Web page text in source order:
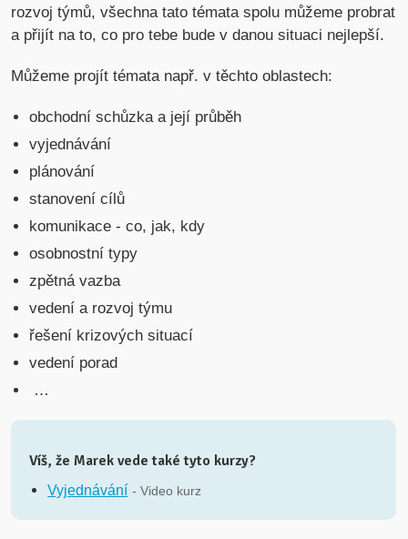
rozvoj týmů, všechna tato témata spolu můžeme probrat
a přijít na to, co pro tebe bude v danou situaci nejlepší.
Můžeme projít témata např. v těchto oblastech:
obchodní schůzka a její průběh
vyjednávání
plánování
stanovení cílů
komunikace - co, jak, kdy
osobnostní typy
zpětná vazba
vedení a rozvoj týmu
řešení krizových situací
vedení porad
…
Víš, že Marek vede také tyto kurzy?
Vyjednávání - Video kurz